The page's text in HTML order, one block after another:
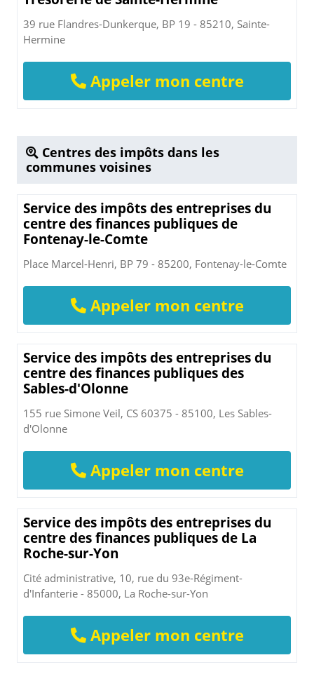
39 rue Flandres-Dunkerque, BP 19 - 85210, Sainte-
Hermine
Appeler mon centre
Centres des impôts dans les
communes voisines
Service des impôts des entreprises du
centre des finances publiques de
Fontenay-le-Comte
Place Marcel-Henri, BP 79 - 85200, Fontenay-le-Comte
Appeler mon centre
Service des impôts des entreprises du
centre des finances publiques des
Sables-d'Olonne
155 rue Simone Veil, CS 60375 - 85100, Les Sables-
d'Olonne
Appeler mon centre
Service des impôts des entreprises du
centre des finances publiques de La
Roche-sur-Yon
Cité administrative, 10, rue du 93e-Régiment-
d'Infanterie - 85000, La Roche-sur-Yon
Appeler mon centre